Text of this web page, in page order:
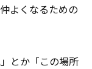
よくなるための
とか「この場所